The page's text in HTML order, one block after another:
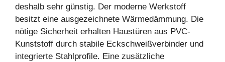
deshalb sehr günstig. Der moderne Werkstoff
besitzt eine ausgezeichnete Wärmedämmung. Die
nötige Sicherheit erhalten Haustüren aus PVC-
Kunststoff durch stabile Eckschweißverbinder und
integrierte Stahlprofile. Eine zusätzliche